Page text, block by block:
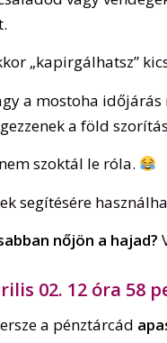
„kapirgálhatsz”
a mostoha
a föld
szoktál le róla.
segítésére
nőjön a hajad?
02. 12 óra 58
a pénztárcád